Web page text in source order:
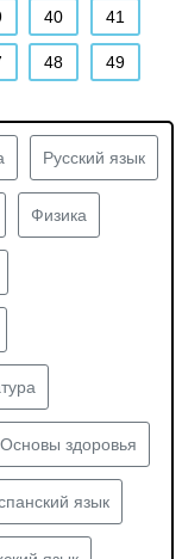
40 41
48 49
Русский язык
Физика
Основы здоровья
язык